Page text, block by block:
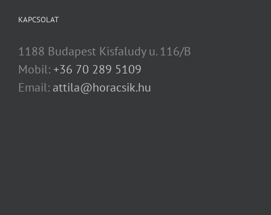
KAPCSOLAT
1188 Budapest Kisfaludy u. 116/B
Mobil:+36 70 289 5109
Email: attila@horacsik.hu